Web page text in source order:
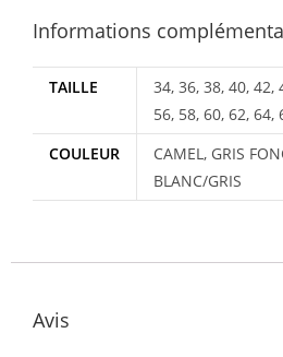
Informations
TAILLE
34, 36, 38, 40, 42,
56, 58, 60, 62, 64,
COULEUR
CAMEL, GRIS
BLANC/GRIS
Avis